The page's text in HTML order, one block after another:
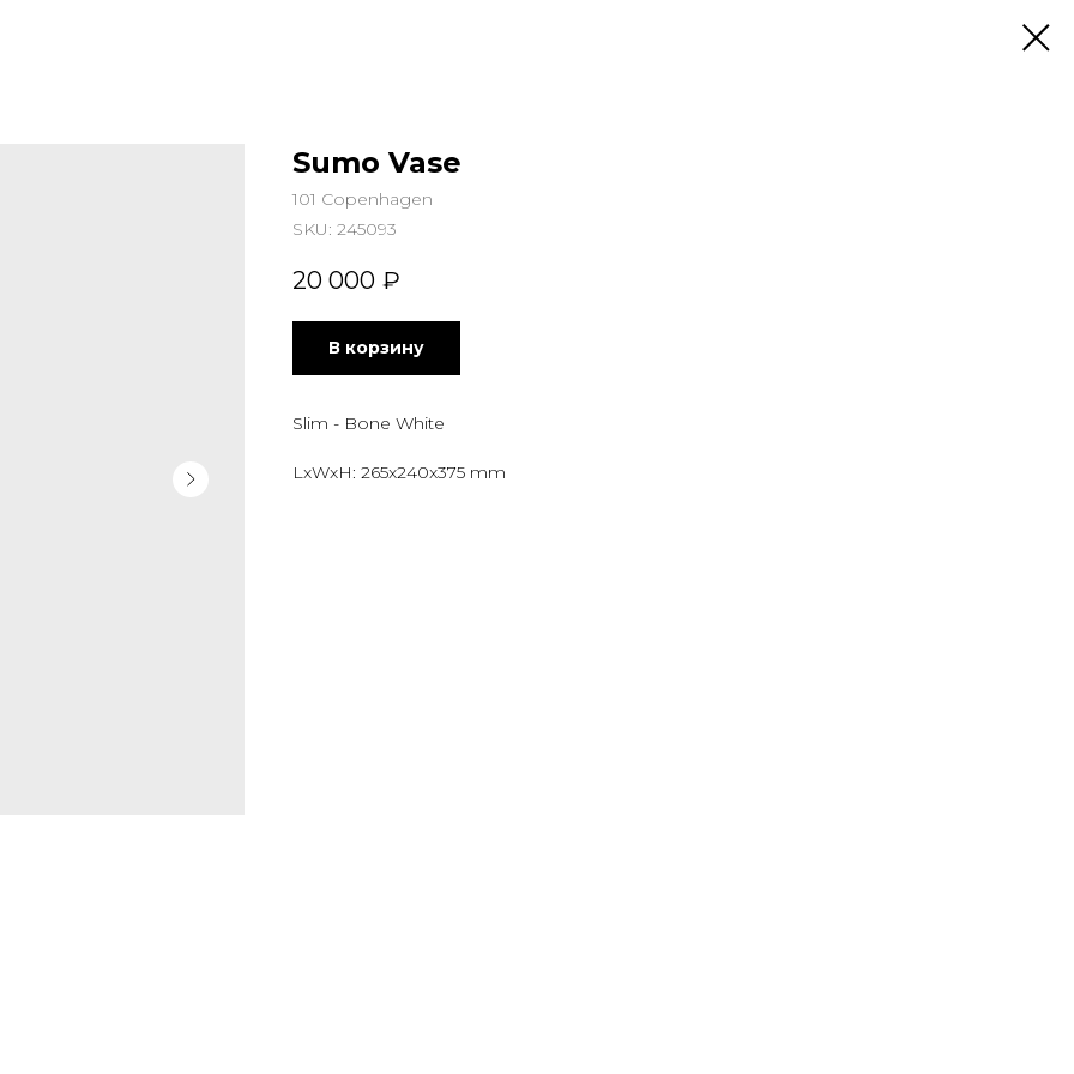
Sumo Vase
101 Copenhagen
SKU: 245093
20 000 ₽
В корзину
Slim - Bone White
LxWxH: 265x240x375 mm